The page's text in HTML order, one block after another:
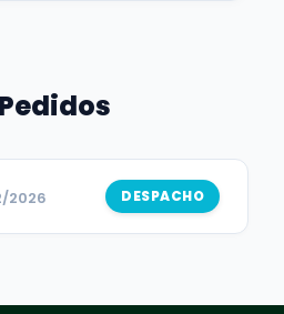
2026 DESPACHO